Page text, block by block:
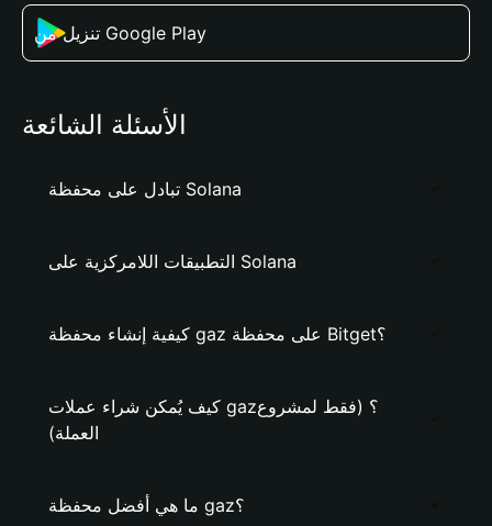
تنزيل من Google Play
الأسئلة الشائعة
تبادل على محفظة Solana
التطبيقات اللامركزية على Solana
كيفية إنشاء محفظة gaz على محفظة Bitget؟
كيف يُمكن شراء عملات gaz؟ (فقط لمشروع
العملة)
ما هي أفضل محفظة gaz؟